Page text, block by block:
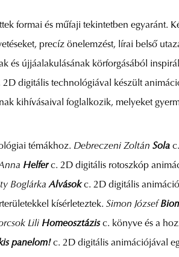
formai és műfaji tekintetben
precíz önelemzést, lírai belső
és újjáalakulásának körforgásából
2D digitális technológiával készült
kihívásaival foglalkozik, melyeket
témákhoz. Debreczeni Zoltán Sola
Helfer c. 2D digitális rotoszkóp
BoglárkaAlvásokc. 2D digitális
kísérleteztek. Simon József
Lili Homeosztázis c. könyve és a
panelom!c. 2D digitális animációjával